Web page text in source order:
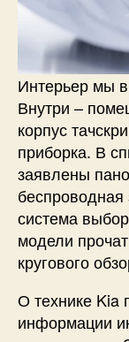
Интерьер мы
Внутри –
корпус
приборка. В
заявлены
система
модели
кругового
О технике Kia
информации